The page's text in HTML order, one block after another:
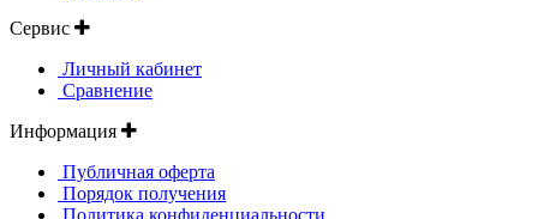
Сервис
Личный кабинет
Сравнение
Информация
Публичная оферта
Порядок получения
Политика конфиденциальности